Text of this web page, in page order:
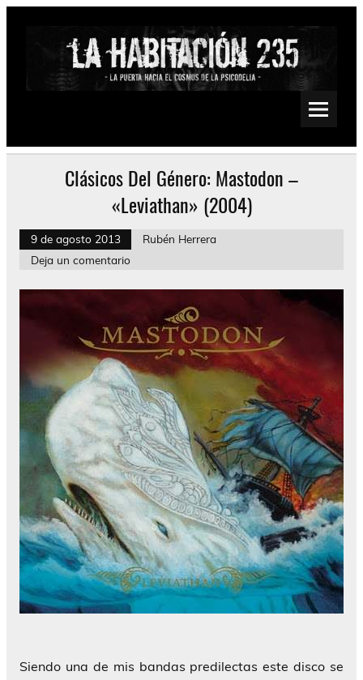
Saltar
Psychedelic, Stoner, Doom, Sludge, Fuzz, Space, Drone
Clásicos Del Género: Mastodon –
«Leviathan» (2004)
9 de agosto 2013
Rubén Herrera
Deja un comentario
Siendo una de mis bandas predilectas este disco se